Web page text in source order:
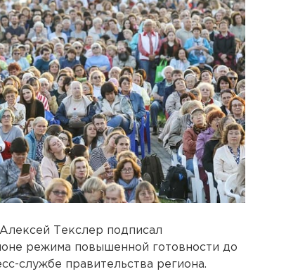
Текслер подписал
режима повышенной готовности до
службе правительства региона.